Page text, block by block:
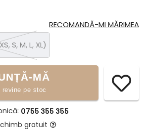
RECOMANDĂ-MI MĂRIMEA
S, M, L, XL)
MĂ
revine pe stoc
0755 355 355
gratuit